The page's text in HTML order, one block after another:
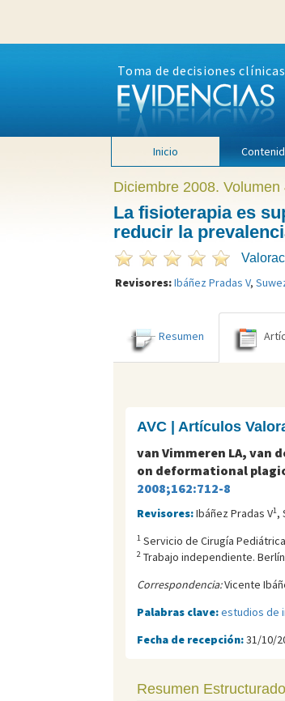
Toma de decisiones
Inicio
Diciembre 2008. Volumen
La fisioterapia es
reducir la
Revisores:Ibáñez Pradas V,
Resumen
AVC | Artículos
van Vimmeren LA, van
on deformational
2008;162:712-8
Revisores:Ibáñez Pradas V1,
1Servicio de Cirugía
2Trabajo independiente. Berlí­n
Correspondencia:Vicente
Palabras clave:estudios de
Fecha de recepción:31/10/
Resumen Estructurado